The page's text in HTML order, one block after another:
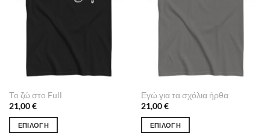
Το ζώ στο Full
21,00€
ΕΠΙΛΟΓΉ
Εγώ για τα σχόλια ήρθα
21,00€
ΕΠΙΛΟΓΉ